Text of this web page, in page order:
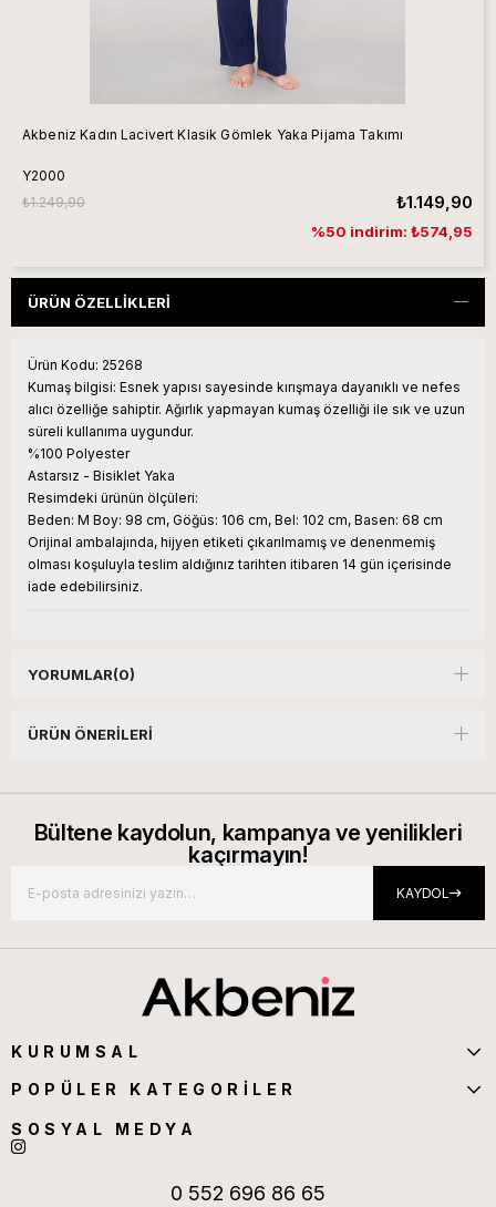
Akbeniz Kadın Lacivert Klasik Gömlek Yaka Pijama Takımı
Y2000
₺1.149,90
₺1.249,90
%50 indirim: ₺574,95
ÜRÜN ÖZELLIKLERI
Ürün Kodu: 25268
Kumaş bilgisi: Esnek yapısı sayesinde kırışmaya dayanıklı ve nefes
alıcı özelliğe sahiptir. Ağırlık yapmayan kumaş özelliği ile sık ve uzun
süreli kullanıma uygundur.
%100 Polyester
Astarsız - Bisiklet Yaka
Resimdeki ürünün ölçüleri:
Beden: M Boy: 98 cm, Göğüs: 106 cm, Bel: 102 cm, Basen: 68 cm
Orijinal ambalajında, hijyen etiketi çıkarılmamış ve denenmemiş
olması koşuluyla teslim aldığınız tarihten itibaren 14 gün içerisinde
iade edebilirsiniz.
YORUMLAR(0)
ÜRÜN ÖNERILERI
Bültene kaydolun, kampanya ve yenilikleri
kaçırmayın!
KAYDOL
KURUMSAL
POPÜLER KATEGORİLER
SOSYAL MEDYA
0 552 696 86 65